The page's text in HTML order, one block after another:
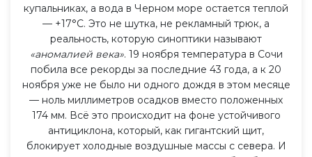
купальниках, а вода в Черном море остается теплой
— +17°C. Это не шутка, не рекламный трюк, а
реальность, которую синоптики называют
«аномалией века». 19 ноября температура в Сочи
побила все рекорды за последние 43 года, а к 20
ноября уже не было ни одного дождя в этом месяце
— ноль миллиметров осадков вместо положенных
174 мм. Всё это происходит на фоне устойчивого
антициклона, который, как гигантский щит,
блокирует холодные воздушные массы с севера. И